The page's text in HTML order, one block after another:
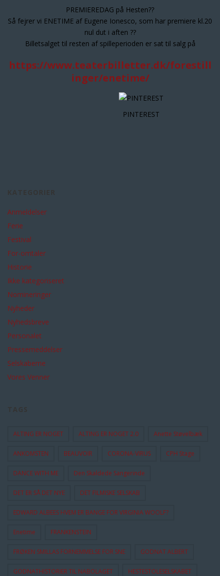
PREMIEREDAG på Hesten??
Så fejrer vi ENETIME af Eugene Ionesco, som har premiere kl.20
nul dut i aften ??
Billetsalget til resten af spilleperioden er sat til salg på
https://www.teaterbilletter.dk/forestill
inger/enetime/
PINTEREST
Anmeldelser
Ferie
Festival
For-omtaler
Historie
Ikke kategoriseret
Nomineringer
Nyheder
Nyhedsbreve
Personalet
Pressemeddelser
Selskaberne
Vores Venner
ALTING ER NOGET ALTING ER NOGET 2.0 Anette Støvelbæk
ANKOMSTEN BEAUVOIR CORONA-VIRUS CPH Stage
DANCE WITH ME Den Skaldede Sangerinde
DET ER SÅ DET NYE DET FILMISKE SELSKAB
EDWARD ALBEES HVEM ER BANGE FOR VIRGINIA WOOLF?
Enetime FRANKENSTEIN
FRØKEN SMILLAS FORNEMMELSE FOR SNE GODNAT ALBERT
GODNATHISTORIER TIL NABOLAGET HESTESTOLESELSKABET